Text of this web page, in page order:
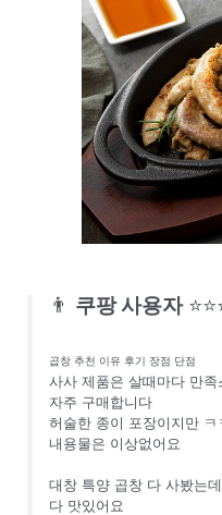
👨 쿠팡 사용자
곱창 추천 이유 후기 장점 단점
사사 제품은 살때마다 만족
자주 구매합니다
허술한 종이 포장이지만 ㅋ
내용물은 이상없어요
대창 특양 곱창 다 사봤는데
다 맛있어요